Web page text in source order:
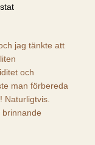
jag tänkte att
och
man förbereda
Naturligtvis.